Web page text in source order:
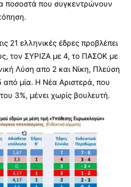
ποσοστά που συγκεντρώνουν
21 ελληνικές έδρες προβλέπει
τον ΣΥΡΙΖΑ με 4, το ΠΑΣΟΚ με
Λύση απο 2 και Νίκη, Πλεύση
από μία. Η Νέα Αριστερά, που
3%, μένει χωρίς βουλευτή.